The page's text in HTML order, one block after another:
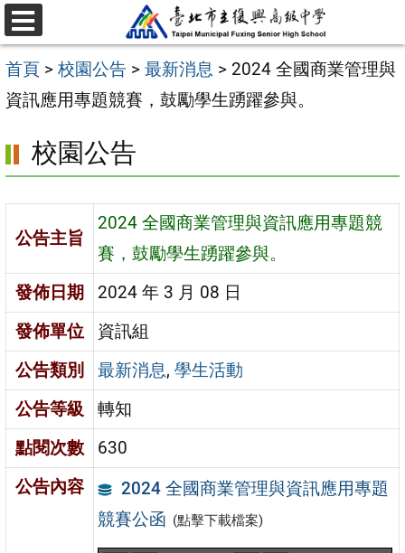
跳
至
主
要
容
區
選
單
首頁 > 校園公告 > 最新消息 > 2024 全國商業管理與
資訊應用專題競賽，鼓勵學生踴躍參與。
校園公告
公告主旨
2024 全國商業管理與資訊應用專題競
賽，鼓勵學生踴躍參與。
發佈日期
2024 年 3 月 08 日
發佈單位
資訊組
公告類別
最新消息,學生活動
公告等級
轉知
點閱次數
630
公告內容
2024 全國商業管理與資訊應用專題
競賽公函 (點擊下載檔案)